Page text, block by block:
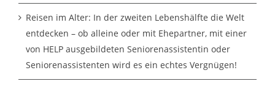
Reisen im Alter: In der zweiten Lebenshälfte die Welt
entdecken – ob alleine oder mit Ehepartner, mit einer
von HELP ausgebildeten Seniorenassistentin oder
Seniorenassistenten wird es ein echtes Vergnügen!